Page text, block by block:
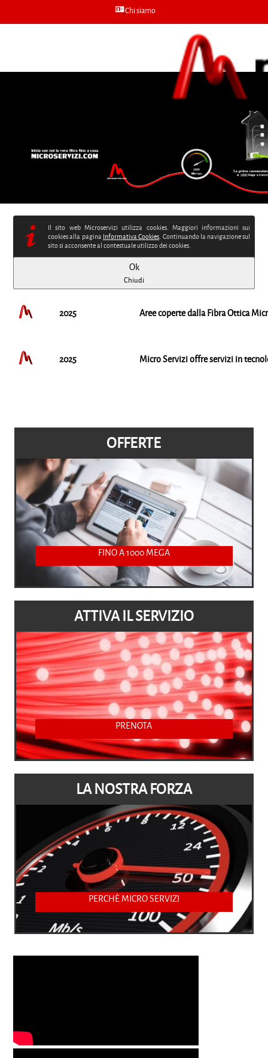
Chi siamo
Il sito web Microservizi utilizza cookies. Maggiori informazioni sui
cookies alla pagina Informativa Cookies. Continuando la navigazione sul
sito si acconsente al contestuale utilizzo dei cookies.
Ok
Chiudi
2025 Aree coperte dalla Fibra Ottica
2025 Micro Servizi offre servizi in
OFFERTE
FINO A 1000 MEGA
ATTIVA IL SERVIZIO
PRENOTA
LA NOSTRA FORZA
PERCHÈ MICRO SERVIZI